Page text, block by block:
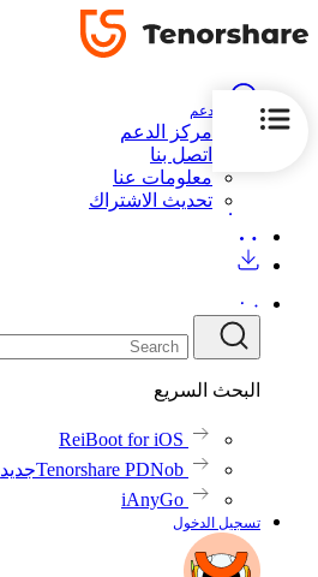
الدعم
مركز الدعم
اتصل بنا
معلومات عنا
تحديث الاشتراك
البحث السريع
ReiBoot for iOS
Tenorshare PDNobجديد
iAnyGo
تسجيل الدخول